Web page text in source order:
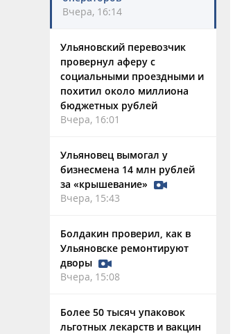
Вчера, 16:14
Ульяновский перевозчик
провернул аферу с
социальными проездными и
похитил около миллиона
бюджетных рублей
Вчера, 16:01
Ульяновец вымогал у
бизнесмена 14 млн рублей
за «крышевание»
Вчера, 15:43
Болдакин проверил, как в
Ульяновске ремонтируют
дворы
Вчера, 15:08
Более 50 тысяч упаковок
льготных лекарств и вакцин